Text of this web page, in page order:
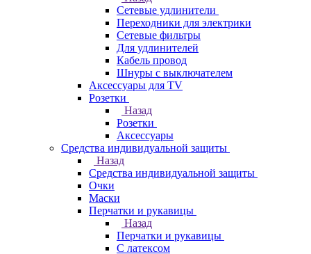
Сетевые удлинители
Переходники для электрики
Сетевые фильтры
Для удлинителей
Кабель провод
Шнуры с выключателем
Аксессуары для TV
Розетки
Назад
Розетки
Аксессуары
Средства индивидуальной защиты
Назад
Средства индивидуальной защиты
Очки
Маски
Перчатки и рукавицы
Назад
Перчатки и рукавицы
С латексом